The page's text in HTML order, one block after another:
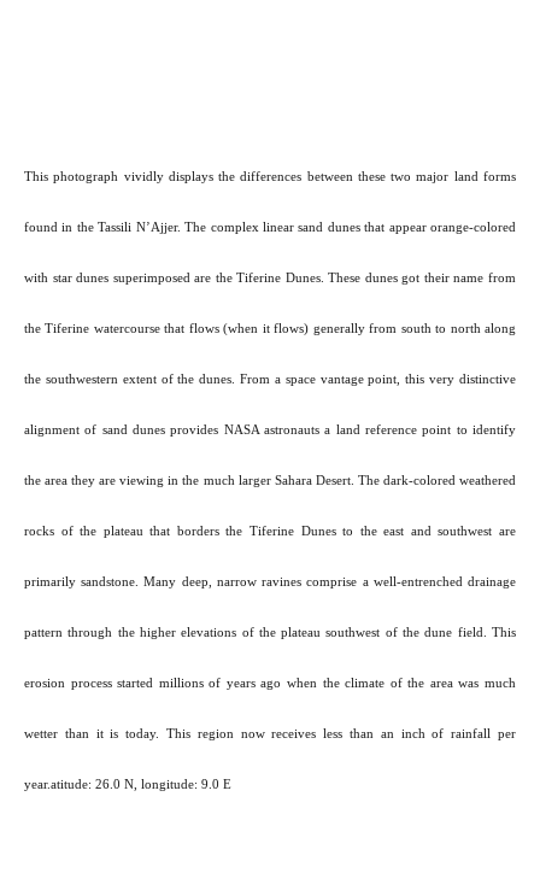
This photograph vividly displays the differences between these two major land forms
found in the Tassili N’Ajjer. The complex linear sand dunes that appear orange-colored
with star dunes superimposed are the Tiferine Dunes. These dunes got their name from
the Tiferine watercourse that flows (when it flows) generally from south to north along
the southwestern extent of the dunes. From a space vantage point, this very distinctive
alignment of sand dunes provides NASA astronauts a land reference point to identify
the area they are viewing in the much larger Sahara Desert. The dark-colored weathered
rocks of the plateau that borders the Tiferine Dunes to the east and southwest are
primarily sandstone. Many deep, narrow ravines comprise a well-entrenched drainage
pattern through the higher elevations of the plateau southwest of the dune field. This
erosion process started millions of years ago when the climate of the area was much
wetter than it is today. This region now receives less than an inch of rainfall per
year.atitude: 26.0 N, longitude: 9.0 E